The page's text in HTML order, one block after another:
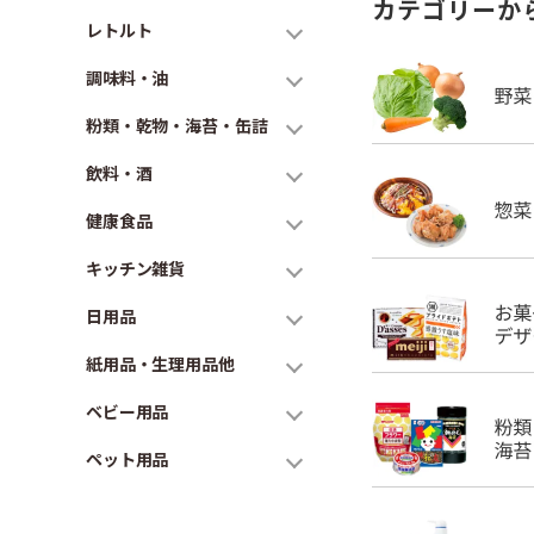
レトルト
調味料・油
粉類・乾物・海苔・缶詰
飲料・酒
健康食品
キッチン雑貨
日用品
紙用品・生理用品他
ベビー用品
ペット用品
カテゴリーか